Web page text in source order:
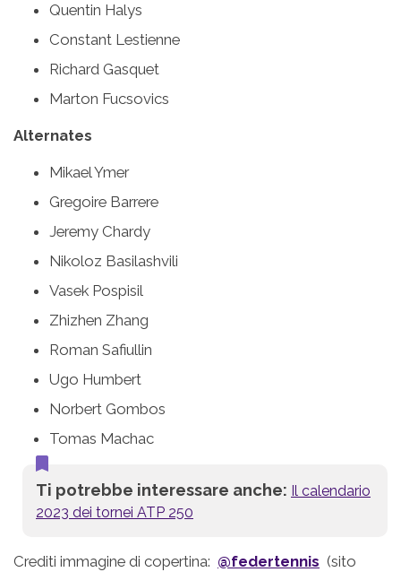
Quentin Halys
Constant Lestienne
Richard Gasquet
Marton Fucsovics
Alternates
Mikael Ymer
Gregoire Barrere
Jeremy Chardy
Nikoloz Basilashvili
Vasek Pospisil
Zhizhen Zhang
Roman Safiullin
Ugo Humbert
Norbert Gombos
Tomas Machac
Ti potrebbe interessare anche: Il calendario
2023 dei tornei ATP 250
Crediti immagine di copertina: @federtennis (sito